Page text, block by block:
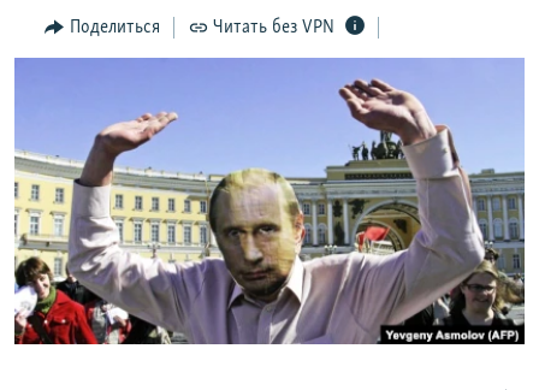
поискуИНФОГРАФИКА
СОВЕТЫ ПРАВОЗАЩИТНИКОВ
ПРОПАВШИЕ БЕЗ ВЕСТИ
ПОБЕДИТЕЛЕЙ НЕ СУДЯТ?
КРЫМ.НЕПОКОРЕННЫЙ
ELIFBE
УКРАИНСКАЯ ПРОБЛЕМА КРЫМА
КАК ОБОЙТИ БЛОКИРОВКУ
Qırımtatar
ПРИСОЕДИНЯЙТЕСЬ!
Поделиться Читать без VPN